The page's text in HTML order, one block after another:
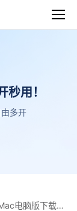
用！
多开
电脑版下载安